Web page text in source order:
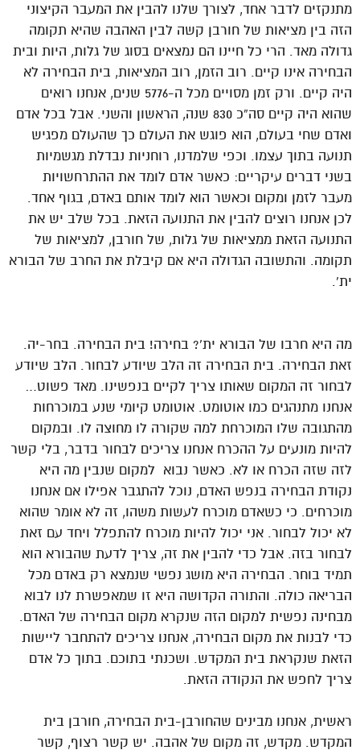
מתנקזים לדבר אחד, לצורך שלנו להבין את המעבר הקיצוני
הזה בין מציאות של חורבן קשה לבין האהבה שהיא תקומה
גדולה מאד. הרי כל חיינו הם נמצאים בסוג של גלות, היות ובית
הבחירה אינו קיים. רוב הזמן, רוב המציאות, בית הבחירה לא
היה קיים. ורק זמן מסויים מכל ה-5776 שנים, אנחנו רואים
שהוא היה קיים סה”כ 830 שנה, הראשון והשני. אבל בכל אדם
ואדם שחי בעולם, הוא פוגש את העולם כך שהעולם מפגיש
תנועה בתוך עצמו. וכפי שלמדנו, רוחניות נבדלת מגשמיות
בשני דברים עיקריים: כאשר אדם לומד את ההתרחשויות
מעבר לזמן ומקום וכאשר הוא לומד אותם באדם, בגוף אחד.
לכן אנחנו רוצים להבין את התנועה הזאת. בכל שלב יש את
התנועה הזאת ממציאות של גלות, של חורבן, למציאות של
תקומה. והתשובה הגדולה היא אם קיבלת את החרב של הבורא
ית’.
מה היא חרבו של הבורא ית’? בחירה! בית הבחירה. בחר-יה.
זאת הבחירה. בית הבחירה זה הלב שיודע לבחור. הלב שיודע
לבחור זה המקום שאותו צריך לקיים בנפשינו. מאד פשוט…
אנחנו מתנהגים כמו אוטומט. אוטומט קיומי שנע במוכרחות
מהתגובה שלו המוכרחת למה שקורה לו מחוצה לו. ובמקום
להיות מונעים על ההכרח אנחנו צריכים לבחור בדבר, בלי קשר
לזה שזה הכרח או לא. כאשר נבוא למקום שנבין מה היא
נקודת הבחירה בנפש האדם, נוכל להתגבר אפילו אם אנחנו
מוכרחים. כי כשאדם מוכרח לעשות משהו, זה לא אומר שהוא
לא יכול לבחור. אני יכול להיות מוכרח להתפלל ויחד עם זאת
לבחור בזה. אבל כדי להבין את זה, צריך לדעת שהבורא הוא
תמיד בוחר. הבחירה היא מושג נפשי שנמצא רק באדם מכל
הבריאה כולה. והתורה הקדושה היא זו שמאפשרת לנו לבוא
מבחינה נפשית למקום הזה שנקרא מקום הבחירה של האדם.
כדי לבנות את מקום הבחירה, אנחנו צריכים להתחבר ליישות
הזאת שנקראת בית המקדש. ושכנתי בתוכם. בתוך כל אדם
צריך לחפש את הנקודה הזאת.
ראשית, אנחנו מבינים שהחורבן-בית הבחירה, חורבן בית
המקדש. מקדש, זה מקום של אהבה. יש קשר רצוף, קשר